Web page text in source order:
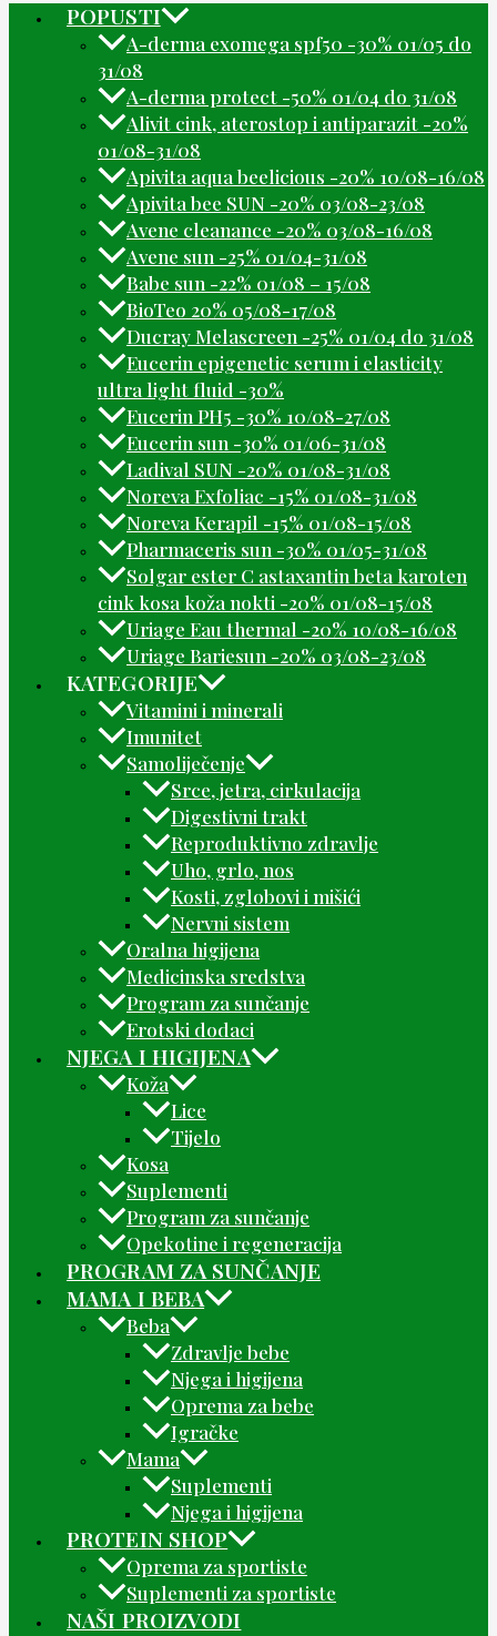
POPUSTI
A-derma exomega spf50 -30% 01/05 do
31/08
A-derma protect -50% 01/04 do 31/08
Alivit cink, aterostop i antiparazit -20%
01/08-31/08
Apivita aqua beelicious -20% 10/08-16/08
Apivita bee SUN -20% 03/08-23/08
Avene cleanance -20% 03/08-16/08
Avene sun -25% 01/04-31/08
Babe sun -22% 01/08 – 15/08
BioTeo 20% 05/08-17/08
Ducray Melascreen -25% 01/04 do 31/08
Eucerin epigenetic serum i elasticity
ultra light fluid -30%
Eucerin PH5 -30% 10/08-27/08
Eucerin sun -30% 01/06-31/08
Ladival SUN -20% 01/08-31/08
Noreva Exfoliac -15% 01/08-31/08
Noreva Kerapil -15% 01/08-15/08
Pharmaceris sun -30% 01/05-31/08
Solgar ester C astaxantin beta karoten
cink kosa koža nokti -20% 01/08-15/08
Uriage Eau thermal -20% 10/08-16/08
Uriage Bariesun -20% 03/08-23/08
KATEGORIJE
Vitamini i minerali
Imunitet
Samoliječenje
Srce, jetra, cirkulacija
Digestivni trakt
Reproduktivno zdravlje
Uho, grlo, nos
Kosti, zglobovi i mišići
Nervni sistem
Oralna higijena
Medicinska sredstva
Program za sunčanje
Erotski dodaci
NJEGA I HIGIJENA
Koža
Lice
Tijelo
Kosa
Suplementi
Program za sunčanje
Opekotine i regeneracija
PROGRAM ZA SUNČANJE
MAMA I BEBA
Beba
Zdravlje bebe
Njega i higijena
Oprema za bebe
Igračke
Mama
Suplementi
Njega i higijena
PROTEIN SHOP
Oprema za sportiste
Suplementi za sportiste
NAŠI PROIZVODI